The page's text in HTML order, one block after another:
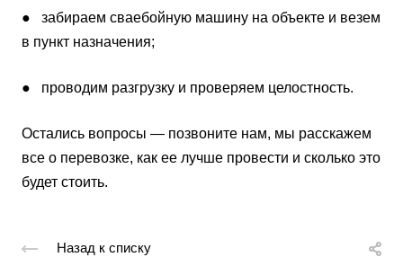
● забираем сваебойную машину на объекте и везем
в пункт назначения;
● проводим разгрузку и проверяем целостность.
Остались вопросы — позвоните нам, мы расскажем
все о перевозке, как ее лучше провести и сколько это
будет стоить.
Назад к списку